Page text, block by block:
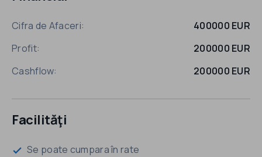
Cifra de Afaceri:
400000 EUR
Profit:
200000 EUR
Cashflow:
200000 EUR
Facilităţi
check Se poate cumpara în rate